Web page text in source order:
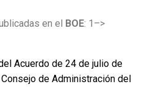
en el BOE: 1–>
Acuerdo de 24 de julio de
de Administración del